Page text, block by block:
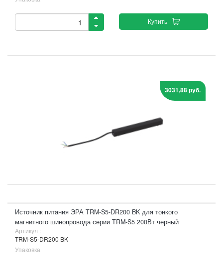
Купить
3031,88 руб.
Источник питания ЭРА TRM-S5-DR200 BK для тонкого
магнитного шинопровода серии TRM-S5 200Вт черный
Артикул :
TRM-S5-DR200 BK
Упаковка